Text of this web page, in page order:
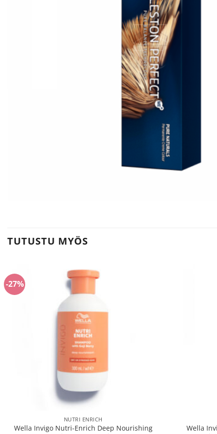
TUTUSTU MYÖS
-27%
NUTRI ENRICH
Wella Invigo Nutri-Enrich Deep Nourishing
Wella